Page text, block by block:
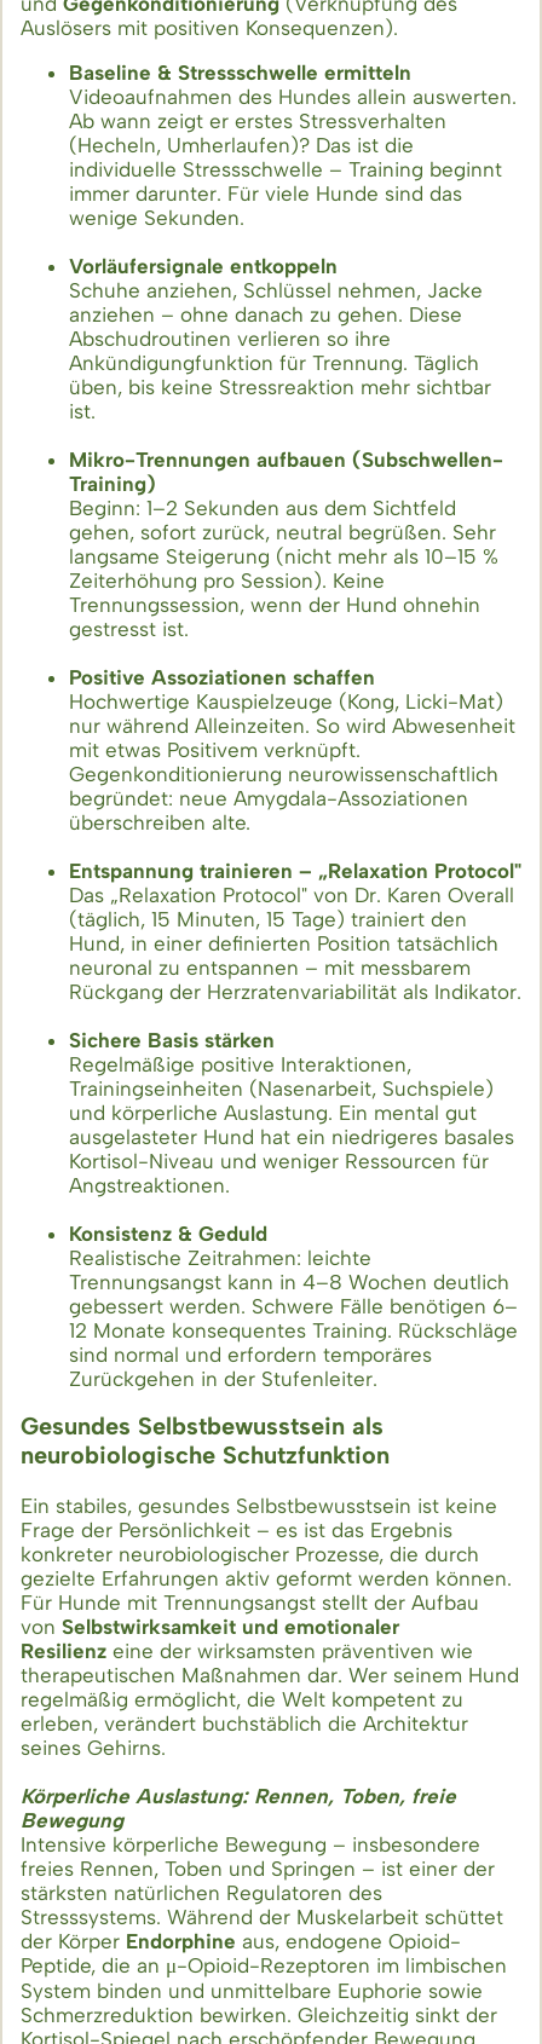
Auslösers mit positiven Konsequenzen).
Baseline & Stressschwelle ermitteln
Videoaufnahmen des Hundes allein auswerten.
Ab wann zeigt er erstes Stressverhalten
(Hecheln, Umherlaufen)? Das ist die
individuelle Stressschwelle – Training beginnt
immer darunter. Für viele Hunde sind das
wenige Sekunden.
Vorläufersignale entkoppeln
Schuhe anziehen, Schlüssel nehmen, Jacke
anziehen – ohne danach zu gehen. Diese
Abschudroutinen verlieren so ihre
Ankündigung­funktion für Trennung. Täglich
üben, bis keine Stressreaktion mehr sichtbar
ist.
Mikro-Trennungen aufbauen (Subschwellen-
Training)
Beginn: 1–2 Sekunden aus dem Sichtfeld
gehen, sofort zurück, neutral begrüßen. Sehr
langsame Steigerung (nicht mehr als 10–15 %
Zeiterhöhung pro Session). Keine
Trennungssession, wenn der Hund ohnehin
gestresst ist.
Positive Assoziationen schaffen
Hochwertige Kauspielzeuge (Kong, Licki-Mat)
nur während Alleinzeiten. So wird Abwesenheit
mit etwas Positivem verknüpft.
Gegenkonditionierung neurowissenschaftlich
begründet: neue Amygdala-Assoziationen
überschreiben alte.
Entspannung trainieren – „Relaxation Protocol"
Das „Relaxation Protocol" von Dr. Karen Overall
(täglich, 15 Minuten, 15 Tage) trainiert den
Hund, in einer definierten Position tatsächlich
neuronal zu entspannen – mit messbarem
Rückgang der Herzratenvariabilität als Indikator.
Sichere Basis stärken
Regelmäßige positive Interaktionen,
Trainingseinheiten (Nasenarbeit, Suchspiele)
und körperliche Auslastung. Ein mental gut
ausgelasteter Hund hat ein niedrigeres basales
Kortisol-Niveau und weniger Ressourcen für
Angstreaktionen.
Konsistenz & Geduld
Realistische Zeitrahmen: leichte
Trennungsangst kann in 4–8 Wochen deutlich
gebessert werden. Schwere Fälle benötigen 6–
12 Monate konsequentes Training. Rückschläge
sind normal und erfordern temporäres
Zurückgehen in der Stufenleiter.
Gesundes Selbstbewusstsein als
neurobiologische Schutzfunktion
Ein stabiles, gesundes Selbstbewusstsein ist keine
Frage der Persönlichkeit – es ist das Ergebnis
konkreter neurobiologischer Prozesse, die durch
gezielte Erfahrungen aktiv geformt werden können.
Für Hunde mit Trennungsangst stellt der Aufbau
von Selbstwirksamkeit und emotionaler
Resilienz eine der wirksamsten präventiven wie
therapeutischen Maßnahmen dar. Wer seinem Hund
regelmäßig ermöglicht, die Welt kompetent zu
erleben, verändert buchstäblich die Architektur
seines Gehirns.
Körperliche Auslastung: Rennen, Toben, freie
Bewegung
Intensive körperliche Bewegung – insbesondere
freies Rennen, Toben und Springen – ist einer der
stärksten natürlichen Regulatoren des
Stresssystems. Während der Muskelarbeit schüttet
der Körper Endorphine aus, endogene Opioid-
Peptide, die an μ-Opioid-Rezeptoren im limbischen
System binden und unmittelbare Euphorie sowie
Schmerzreduktion bewirken. Gleichzeitig sinkt der